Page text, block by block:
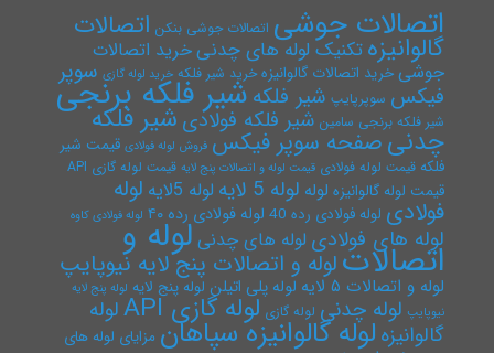
اتصالات جوشی اتصالات جوشی بنکن اتصالات
گالوانیزهتکنیک لوله های چدنیخرید اتصالات
جوشیخرید اتصالات گالوانیزه خرید شیر فلکه خرید لوله گازی سوپر
فیکس سوپرپایپ شیر فلکه شیر فلکه برنجی
شیر فلکه برنجی سامین شیر فلکه فولادی شیر فلکه
چدنیصفحه سوپر فیکس فروش لوله فولادی قیمت شیر
فلکه قیمت لوله فولادی قیمت لوله و اتصالات پنج لایه قیمت لوله گازی API
قیمت لوله گالوانیزه لوله لوله 5 لایه لوله 5لایه لوله
فولادی لوله فولادی رده 40 لوله فولادی رده ۴۰ لوله فولادی کاوه
لوله های فولادی لوله های چدنی لوله و اتصالاتلوله و اتصالات پنج لایه نیوپایپ
لوله و اتصالات ۵ لایه لوله پلی اتیلن لوله پنج لایه لوله پنج لایه
نیوپایپ لوله چدنی لوله گازی لوله گازی API لوله
گالوانیزه لوله گالوانیزه سپاهان مزایای لوله های